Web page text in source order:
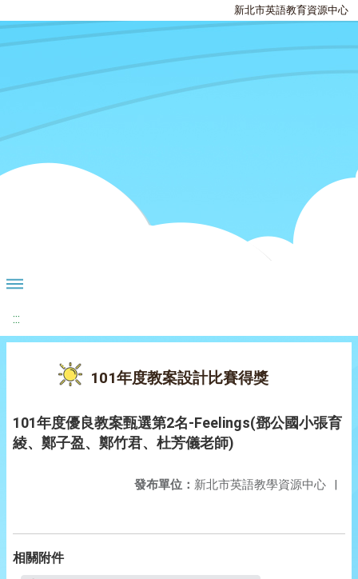
新北市英語教育資源中心
:::
101年度教案設計比賽得獎
101年度優良教案甄選第2名-Feelings(鄧公國小張育
綾、鄭子盈、鄭竹君、杜芳儀老師)
發布單位： 新北市英語教學資源中心 |
相關附件